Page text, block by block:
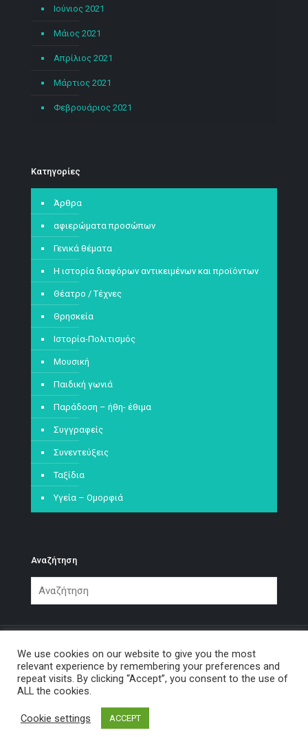
Ιούνιος 2021
Μάιος 2021
Απρίλιος 2021
Μάρτιος 2021
Φεβρουάριος 2021
Kατηγορίες
Άρθρα
αφιερώματα προσώπων
Γενικά θέματα
Η ιστορία διαφόρων αντικειμένων και προϊόντων
Θέατρο / Τέχνες
Θρησκεία
Ιστορία-Πολιτισμός
Μουσική
Παιδική γωνιά
Παράδοση – ήθη- έθιμα
Συγγραφείς
Συνεντεύξεις
Ταξίδια
Υγεία – Ομορφιά
Αναζήτηση
© 2021 Η γωνιά της χαλάρωσης.
We use cookies on our website to give you the most
relevant experience by remembering your preferences and
repeat visits. By clicking “Accept”, you consent to the use of
ALL the cookies.
Cookie settings ACCEPT